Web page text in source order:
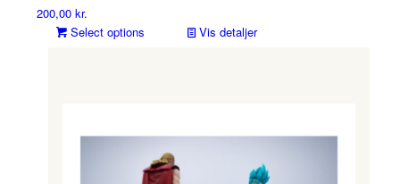
200,00 kr.
Select options
Vis detaljer